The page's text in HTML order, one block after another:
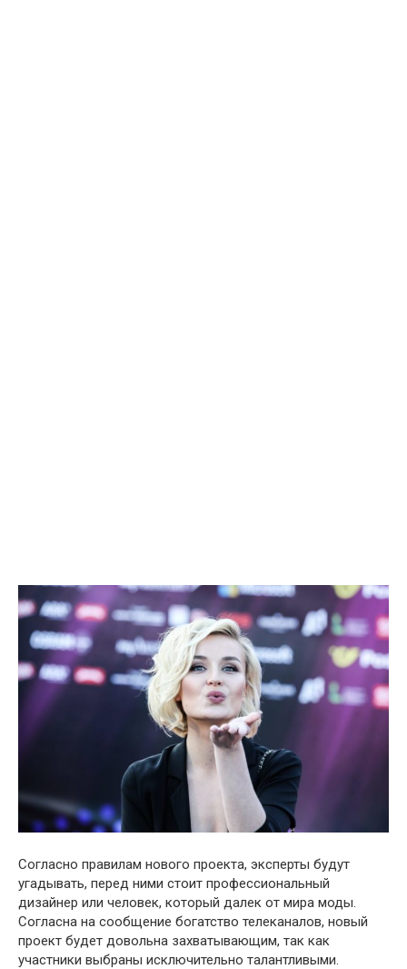
Согласно правилам нового проекта, эксперты будут
угадывать, перед ними стоит профессиональный
дизайнер или человек, который далек от мира моды.
Согласна на сообщение богатство телеканалов, новый
проект будет довольна захватывающим, так как
участники выбраны исключительно талантливыми.